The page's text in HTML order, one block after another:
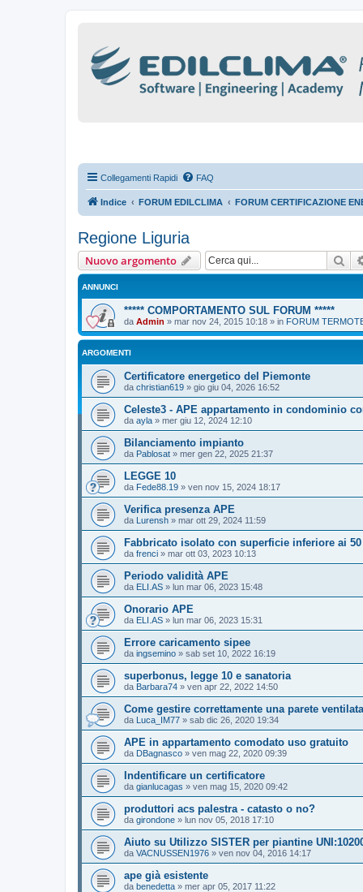
Collegamenti Rapidi FAQ
Indice FORUM EDILCLIMA FORUM CERTIFICAZIONE
Regione Liguria
Nuovo argomento
ANNUNCI
***** COMPORTAMENTO SUL FORUM *****
da Admin » mar nov 24, 2015 10:18 » in FORUM
ARGOMENTI
Certificatore energetico del Piemonte
da christian619 » gio giu 04, 2026 16:52
Celeste3 - APE appartamento in condominio
da ayla » mer giu 12, 2024 12:10
Bilanciamento impianto
da Pablosat » mer gen 22, 2025 21:37
LEGGE 10
da Fede88.19 » ven nov 15, 2024 18:17
Verifica presenza APE
da Lurensh » mar ott 29, 2024 11:59
Fabbricato isolato con superficie inferiore ai
da frenci » mar ott 03, 2023 10:13
Periodo validità APE
da ELI.AS » lun mar 06, 2023 15:48
Onorario APE
da ELI.AS » lun mar 06, 2023 15:31
Errore caricamento sipee
da ingsemino » sab set 10, 2022 16:19
superbonus, legge 10 e sanatoria
da Barbara74 » ven apr 22, 2022 14:50
Come gestire correttamente una parete ventilata
da Luca_IM77 » sab dic 26, 2020 19:34
APE in appartamento comodato uso gratuito
da DBagnasco » ven mag 22, 2020 09:39
Indentificare un certificatore
da gianlucagas » ven mag 15, 2020 09:42
produttori acs palestra - catasto o no?
da girondone » lun nov 05, 2018 17:10
Aiuto su Utilizzo SISTER per piantine
da VACNUSSEN1976 » ven nov 04, 2016 14:17
ape già esistente
da benedetta » mer apr 05, 2017 11:22